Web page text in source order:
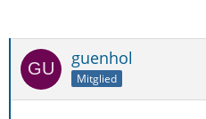
guenhol
Mitglied